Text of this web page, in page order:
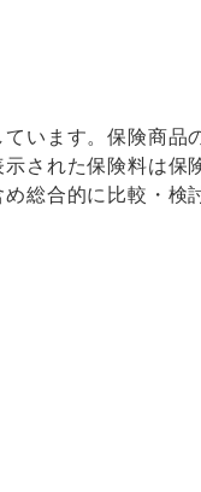
います。保険商品
示された保険料は
総合的に比較・検